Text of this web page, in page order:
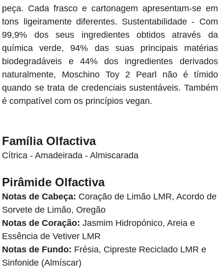
peça. Cada frasco e cartonagem apresentam-se em
tons ligeiramente diferentes. Sustentabilidade - Com
99,9% dos seus ingredientes obtidos através da
química verde, 94% das suas principais matérias
biodegradáveis e 44% dos ingredientes derivados
naturalmente, Moschino Toy 2 Pearl não é tímido
quando se trata de credenciais sustentáveis. Também
é compatível com os princípios vegan.
Família Olfactiva
Cítrica - Amadeirada - Almiscarada
Pirâmide Olfactiva
Notas de Cabeça: Coração de Limão LMR, Acordo de
Sorvete de Limão, Oregão
Notas de Coração: Jasmim Hidropónico, Areia e
Essência de Vetiver LMR
Notas de Fundo: Frésia, Cipreste Reciclado LMR e
Sinfonide (Almíscar)